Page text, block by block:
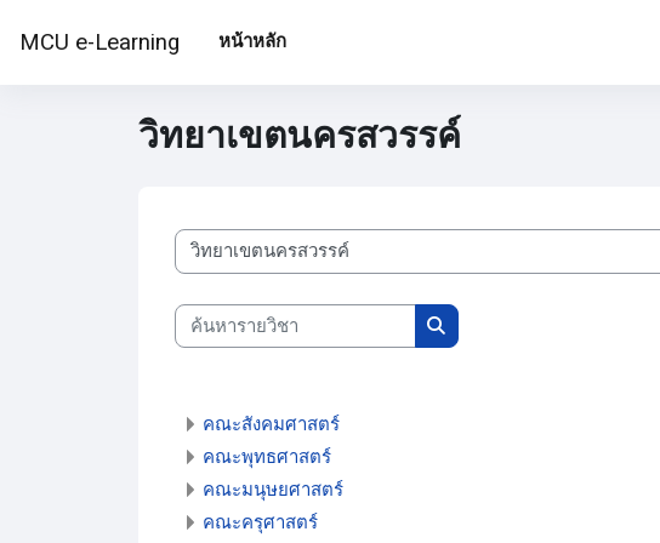
MCU e-Learning หน้าหลัก
วิทยาเขตนครสวรรค์
ประเภทของรายวิชา
ค้นหารายวิชา
ค้นหารายวิชา
คณะสังคมศาสตร์
คณะพุทธศาสตร์
คณะมนุษยศาสตร์
คณะครุศาสตร์